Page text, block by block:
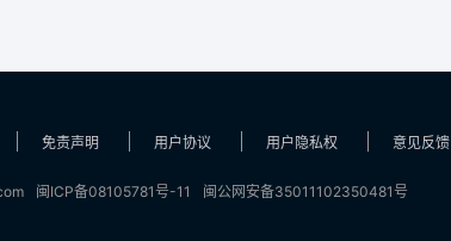
免责声明 用户协议 用户隐私权 意见反馈
闽ICP备08105781号-11 闽公网安备35011102350481号